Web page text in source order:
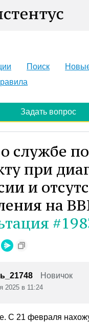
Поиск
Задать вопрос
службе по
при
и
на
Новичок
2025 в 11:24
С 21 февраля